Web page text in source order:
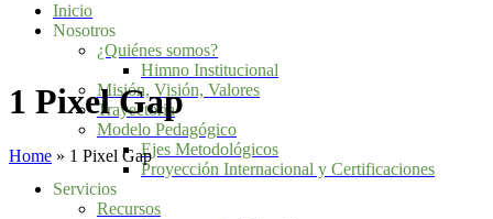
Inicio
Nosotros
¿Quiénes somos?
Himno Institucional
Misión, Visión, Valores
Trayectoria
Modelo Pedagógico
Ejes Metodológicos
Proyección Internacional y Certificaciones
Servicios
Recursos
1 Pixel Gap
Home » 1 Pixel Gap